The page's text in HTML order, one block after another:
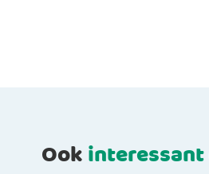
Ookinteressant